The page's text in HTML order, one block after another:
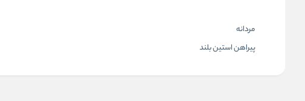
مردانه
پیراهن استین بلند